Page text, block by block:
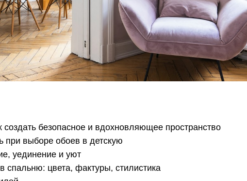
создать безопасное и вдохновляющее пространство
при выборе обоев в детскую
уединение и уют
спальню: цвета, фактуры, стилистика